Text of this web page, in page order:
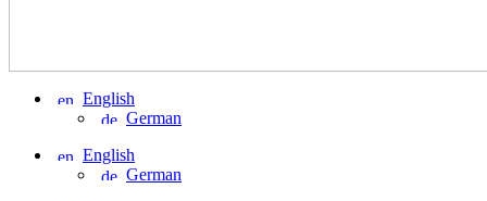
Eng­lish
Ger­man
Eng­lish
Ger­man